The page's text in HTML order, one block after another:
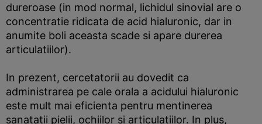
dureroase (in mod normal, lichidul sinovial are o
concentratie ridicata de acid hialuronic, dar in
anumite boli aceasta scade si apare durerea
articulatiilor).
In prezent, cercetatorii au dovedit ca
administrarea pe cale orala a acidului hialuronic
este mult mai eficienta pentru mentinerea
sanatatii pielii, ochiilor si articulatiilor. In plus,